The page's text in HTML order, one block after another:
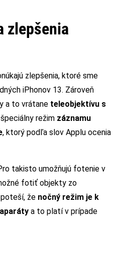
zlepšenia
zlepšenia, ktoré sme
iPhonov 13. Zároveň
a to vrátane teleobjektívu s
režim záznamu
, ktorý podľa slov Applu ocenia
takisto umožňujú fotenie v
fotiť objekty zo
že nočný režim je k
a to platí v prípade